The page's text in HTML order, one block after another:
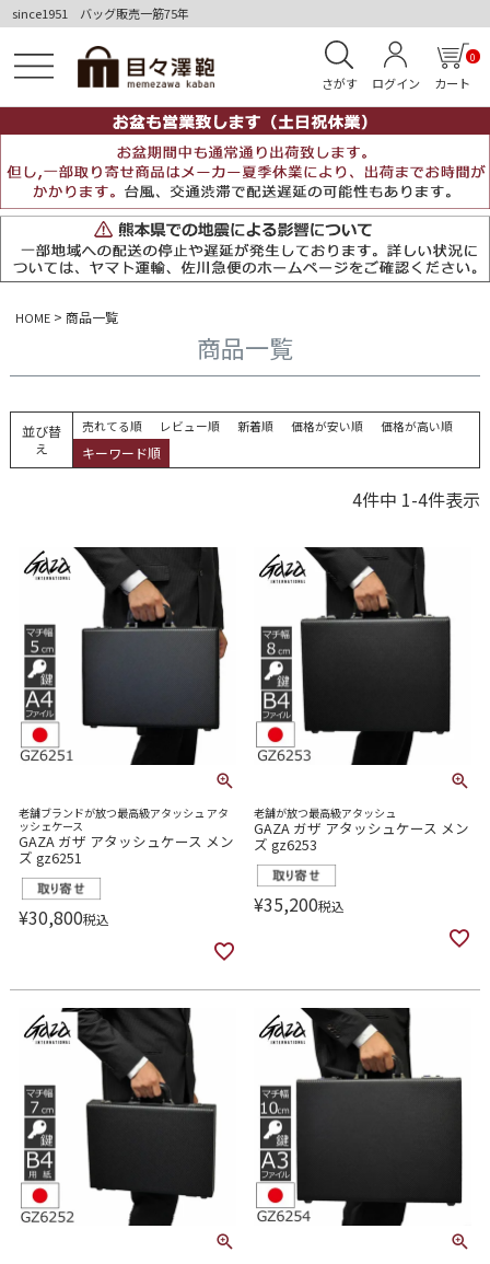
since1951 バッグ販売一筋75年
さがす ログイン カート
0
HOME 商品一覧
商品一覧
並び替
え
売れてる順 レビュー順 新着順 価格が安い順 価格が高い順
キーワード順
4件中 1-4件表示
老舗ブランドが放つ最高級アタッシュ アタ
ッシェケース
GAZA ガザ アタッシュケース メン
ズ gz6251
¥30,800税込
老舗が放つ最高級アタッシュ
GAZA ガザ アタッシュケース メン
ズ gz6253
¥35,200税込